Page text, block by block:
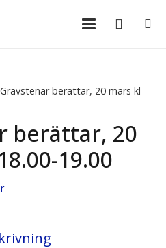
berättar, 20 mars kl
berättar, 20
19.00